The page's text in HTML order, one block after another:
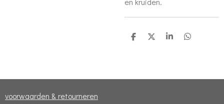
D
D
S
D
voorwaarden & retourneren